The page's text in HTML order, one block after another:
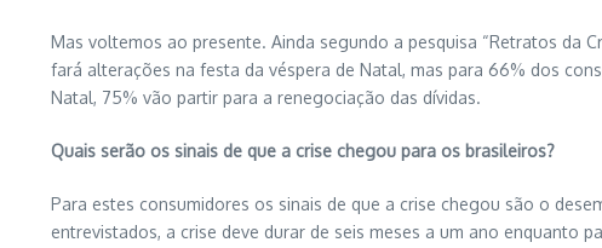
Mas voltemos ao presente. Ainda segundo a pesquisa “Retratos da
fará alterações na festa da véspera de Natal, mas para 66% dos
Natal, 75% vão partir para a renegociação das dívidas.
Quais serão os sinais de que a crise chegou para os brasileiros?
Para estes consumidores os sinais de que a crise chegou são o
entrevistados, a crise deve durar de seis meses a um ano enquanto